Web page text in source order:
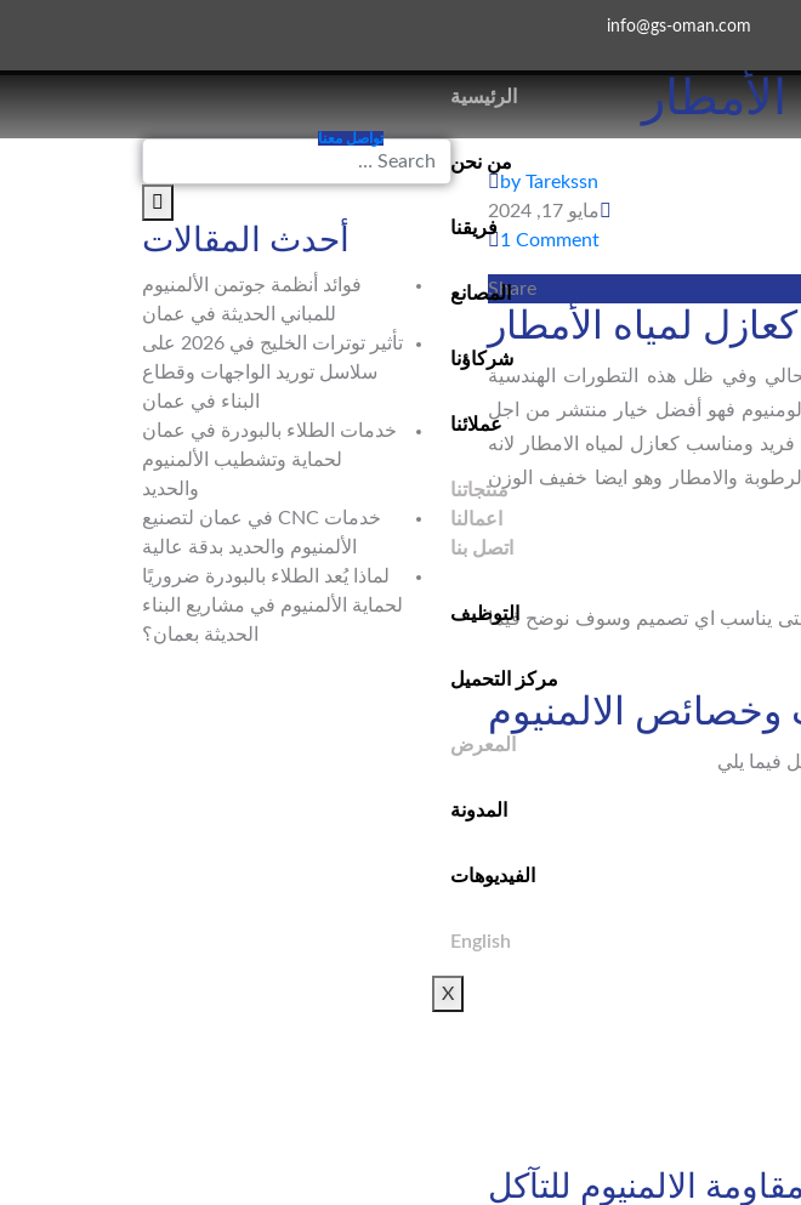
info@gs-oman.com
الرئيسية
من نحن
فريقنا
المصانع
شركاؤنا
عملائنا
منتجاتنا
اعمالنا
اتصل بنا
التوظيف
مركز التحميل
المعرض
المدونة
الفيديوهات
English
X
تواصل معنا
by Tarekssn
مايو 17, 2024
1 Comment
Share
وفي ظل هذه التطورات الهندسية
فهو أفضل خيار منتشر من اجل
ومناسب كعازل لمياه الامطار لانه
والامطار وهو ايضا خفيف الوزن
حتى يناسب اي تصميم وسوف نوضح فيما
الالمنيوم
فيما يلي
مقاومة الالمنيوم للتآكل
أحدث المقالات
فوائد أنظمة جوتمن الألمنيوم
للمباني الحديثة في عمان
تأثير توترات الخليج في 2026 على
سلاسل توريد الواجهات وقطاع
البناء في عمان
خدمات الطلاء بالبودرة في عمان
لحماية وتشطيب الألمنيوم
والحديد
خدمات CNC في عمان لتصنيع
الألمنيوم والحديد بدقة عالية
لماذا يُعد الطلاء بالبودرة ضروريًا
لحماية الألمنيوم في مشاريع البناء
الحديثة بعمان؟